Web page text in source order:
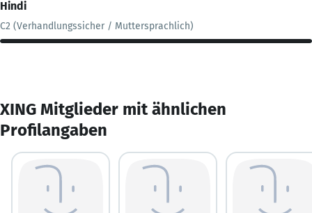
Hindi
C2 (Verhandlungssicher / Muttersprachlich)
XING Mitglieder mit ähnlichen
Profilangaben